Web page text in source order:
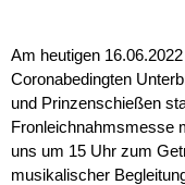
Am heutigen
Coronabedingten
und Prinzenschießen
Fronleichnahmsmesse
uns um 15 Uhr zum
musikalischer